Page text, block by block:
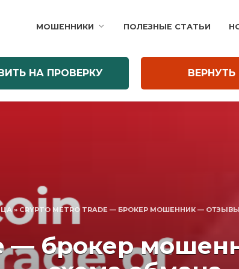
МОШЕННИКИ ПОЛЕЗНЫЕ СТАТЬИ
НА ПРОВЕРКУ ВЕРНУТЬ
» CRYPTO METRO TRADE — БРОКЕР МОШЕННИК —
— брокер